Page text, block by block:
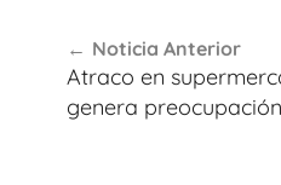
de
entradas
Noticia Anterior
Atraco en
genera